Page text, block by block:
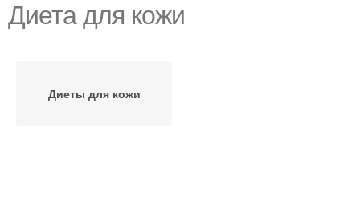
Диета для кожи
Диеты для кожи